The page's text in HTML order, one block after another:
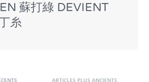
蘇打綠 DEVIENT
糸
ARTICLES PLUS ANCIENTS